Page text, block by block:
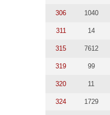
306 1040
311 14
315 7612
319 99
320 11
324 1729